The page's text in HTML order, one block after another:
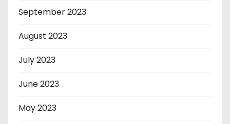
September 2023
August 2023
July 2023
June 2023
May 2023